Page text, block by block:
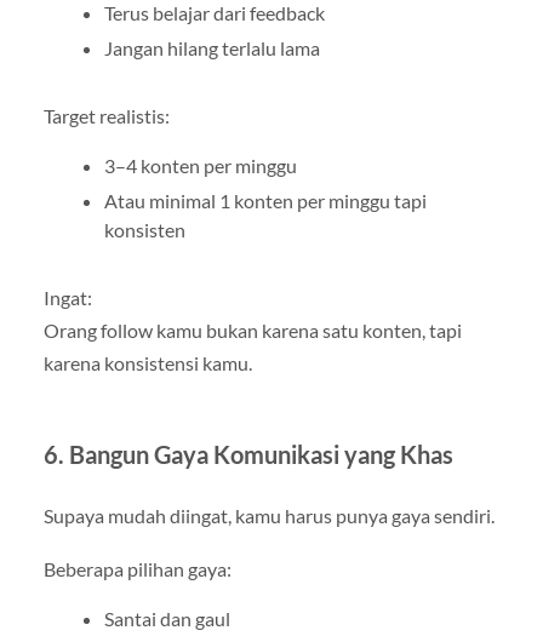
Terus belajar dari feedback
Jangan hilang terlalu lama
Target realistis:
3–4 konten per minggu
Atau minimal 1 konten per minggu tapi
konsisten
Ingat:
Orang follow kamu bukan karena satu konten, tapi
karena konsistensi kamu.
6. Bangun Gaya Komunikasi yang Khas
Supaya mudah diingat, kamu harus punya gaya sendiri.
Beberapa pilihan gaya:
Santai dan gaul